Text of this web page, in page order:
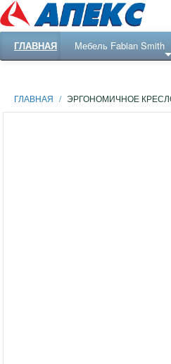
ГЛАВНАЯ Мебель Fabian Smith
ГЛАВНАЯ / ЭРГОНОМИЧНОЕ КРЕСЛО